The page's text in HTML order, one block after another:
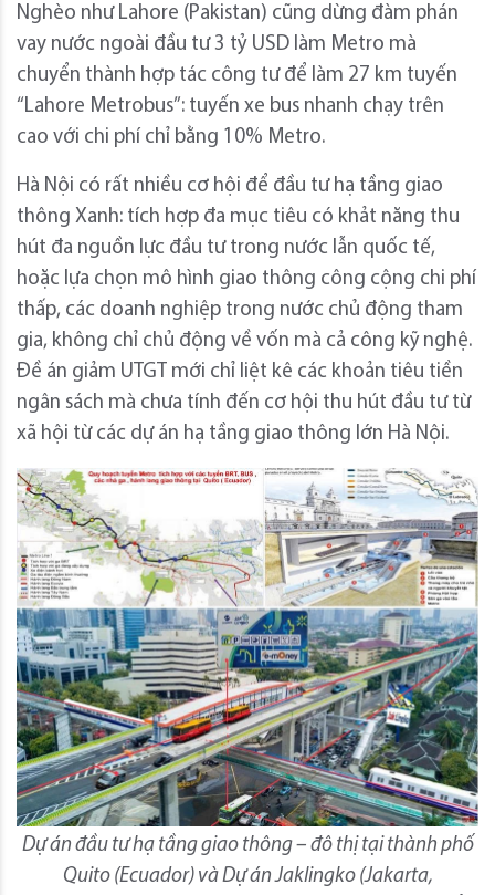
Nghèo như Lahore (Pakistan) cũng dừng đàm phán
vay nước ngoài đầu tư 3 tỷ USD làm Metro mà
chuyển thành hợp tác công tư để làm 27 km tuyến
“Lahore Metrobus”: tuyến xe bus nhanh chạy trên
cao với chi phí chỉ bằng 10% Metro.
Hà Nội có rất nhiều cơ hội để đầu tư hạ tầng giao
thông Xanh: tích hợp đa mục tiêu có khảt năng thu
hút đa nguồn lực đầu tư trong nước lẫn quốc tế,
hoặc lựa chọn mô hình giao thông công cộng chi phí
thấp, các doanh nghiệp trong nước chủ động tham
gia, không chỉ chủ động về vốn mà cả công kỹ nghệ.
Đề án giảm UTGT mới chỉ liệt kê các khoản tiêu tiền
ngân sách mà chưa tính đến cơ hội thu hút đầu tư từ
xã hội từ các dự án hạ tầng giao thông lớn Hà Nội.
Dự án đầu tư hạ tầng giao thông – đô thị tại thành phố
Quito (Ecuador) và Dự án Jaklingko (Jakarta,